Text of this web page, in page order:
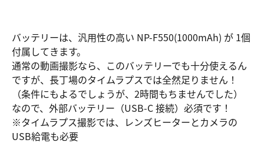
バッテリーは、汎用性の高い NP-F550(1000mAh) が 1個
付属してきます。
通常の動画撮影なら、このバッテリーでも十分使えるん
ですが、長丁場のタイムラプスでは全然足りません！
（条件にもよるでしょうが、2時間もちませんでした）
なので、外部バッテリー（USB-C 接続）必須です！
※タイムラプス撮影では、レンズヒーターとカメラの
USB給電も必要